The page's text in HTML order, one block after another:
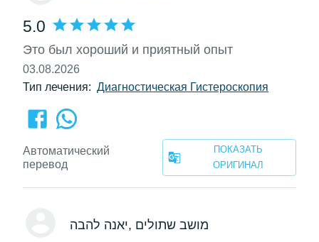
5.0
Это был хороший и приятный опыт
03.08.2026
Тип лечения: Диагностическая Гистероскопия
ПОКАЗАТЬ
ОРИГИНАЛ
Автоматический
перевод
יאנה להבה , מושב שתולים